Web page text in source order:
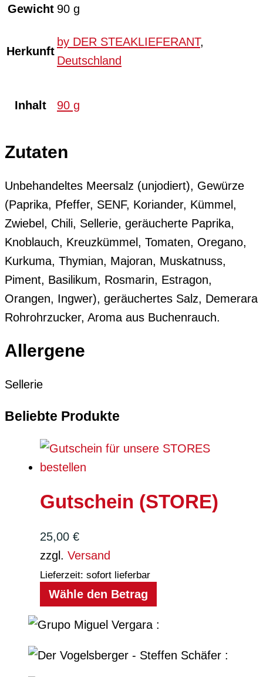
Gewicht 90 g
Herkunft
by DER STEAKLIEFERANT,
Deutschland
Inhalt 90 g
Zutaten
Unbehandeltes Meersalz (unjodiert), Gewürze
(Paprika, Pfeffer, SENF, Koriander, Kümmel,
Zwiebel, Chili, Sellerie, geräucherte Paprika,
Knoblauch, Kreuzkümmel, Tomaten, Oregano,
Kurkuma, Thymian, Majoran, Muskatnuss,
Piment, Basilikum, Rosmarin, Estragon,
Orangen, Ingwer), geräuchertes Salz, Demerara
Rohrohrzucker, Aroma aus Buchenrauch.
Allergene
Sellerie
Beliebte Produkte
Gutschein (STORE)
25,00 €
zzgl. Versand
Lieferzeit: sofort lieferbar
Wähle den Betrag